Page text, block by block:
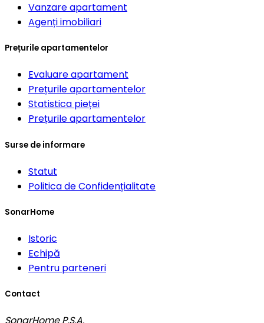
Vanzare apartament
Agenți imobiliari
Prețurile apartamentelor
Evaluare apartament
Prețurile apartamentelor
Statistica pieței
Prețurile apartamentelor
Surse de informare
Statut
Politica de Confidențialitate
SonarHome
Istoric
Echipă
Pentru parteneri
Contact